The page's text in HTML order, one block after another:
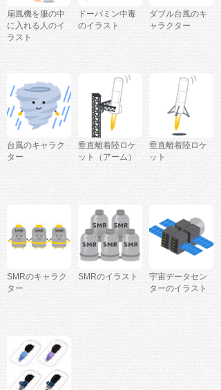
扇風機を服の中
に入れる人のイ
ラスト
ドーパミン中毒
のイラスト
ダブル台風のキ
ャラクター
台風のキャラク
ター
垂直離着陸ロケ
ット（アーム）
垂直離着陸ロケ
ット
SMRのキャラク
ター
SMRのイラスト
宇宙データセン
ターのイラスト